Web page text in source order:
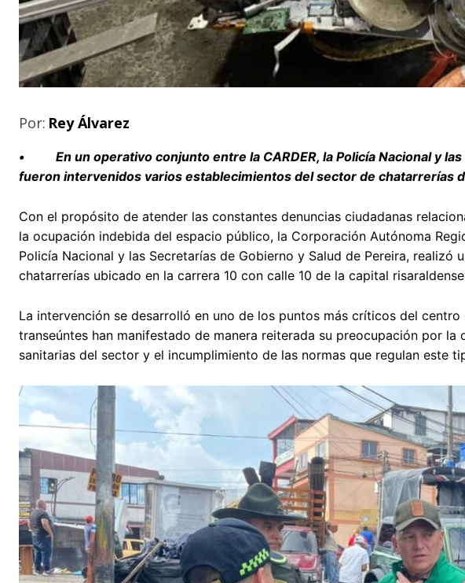
Por: Rey Álvarez
• En un operativo conjunto entre la CARDER, la Policía Nacional y las
fueron intervenidos varios establecimientos del sector de chatarrerías
Con el propósito de atender las constantes denuncias ciudadanas
la ocupación indebida del espacio público, la Corporación Autónoma
Policía Nacional y las Secretarías de Gobierno y Salud de Pereira,
chatarrerías ubicado en la carrera 10 con calle 10 de la capital
La intervención se desarrolló en uno de los puntos más críticos del
transeúntes han manifestado de manera reiterada su preocupación por
sanitarias del sector y el incumplimiento de las normas que regulan este